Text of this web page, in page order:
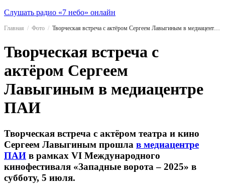
Слушать радио «7 небо» онлайн
Главная Фото Творческая встреча с актёром Сергеем Лавыгиным в медиацентре ПАИ
Творческая встреча с
актёром Сергеем
Лавыгиным в медиацентре
ПАИ
Творческая встреча с актёром театра и кино
Сергеем Лавыгиным прошла в медиацентре
ПАИ в рамках VI Международного
кинофестиваля «Западные ворота – 2025» в
субботу, 5 июля.